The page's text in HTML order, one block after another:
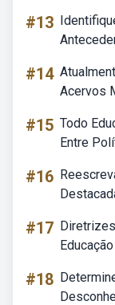
#13
#14
Acervos
#15 Todo
Entre
#16
#17
#18